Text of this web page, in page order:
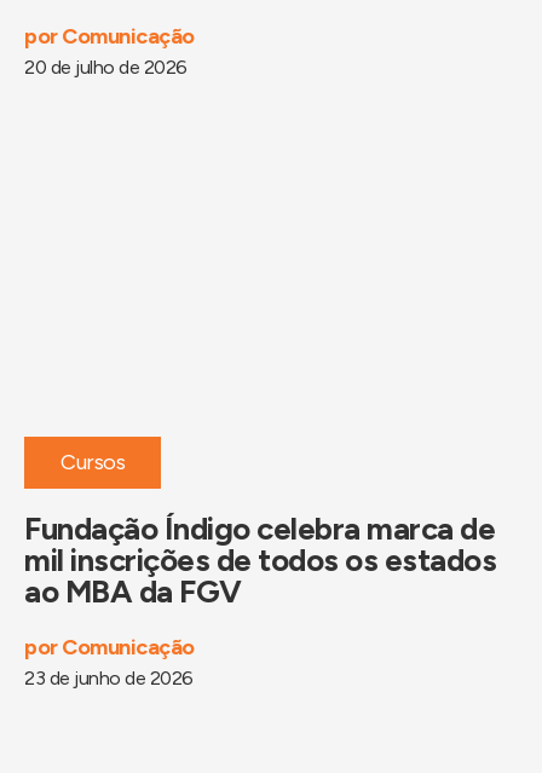
porComunicação
20 de julho de 2026
Cursos
Fundação Índigo celebra marca de
mil inscrições de todos os estados
ao MBA da FGV
porComunicação
23 de junho de 2026